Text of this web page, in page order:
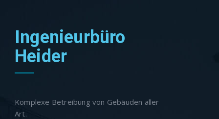
Ingenieurbüro
Heider
Komplexe Betreibung von Gebäuden aller
Art.